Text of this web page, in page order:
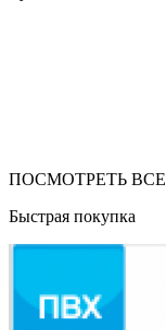
ПОСМОТРЕТЬ ВСЕ
Быстрая покупка